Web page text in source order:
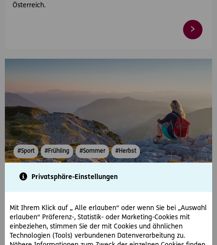
Privatsphäre-Einstellungen
Mit Ihrem Klick auf „ Alle erlauben“ oder wenn Sie bei „Auswahl
erlauben“ Präferenz-, Statistik- oder Marketing-Cookies mit
einbeziehen, stimmen Sie der mit Cookies und ähnlichen
Technologien (Tools) verbundenen Datenverarbeitung zu.
Österreich.
#Sport #Frühling #Sommer #Herbst
2024-09-11
Ob anspruchsvolle Bergtour oder gemütliche Wanderung –
Österreichs Berge bieten für jeden eine passende
Wanderroute. Hier finden Sie 5 Tipps für…